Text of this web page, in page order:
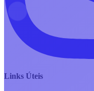
Links Úteis